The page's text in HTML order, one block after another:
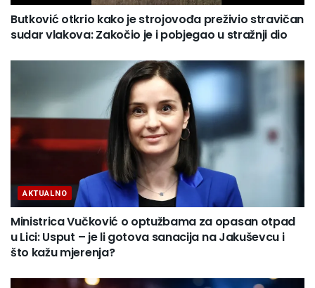
Butković otkrio kako je strojovođa preživio stravičan
sudar vlakova: Zakočio je i pobjegao u stražnji dio
AKTUALNO
Ministrica Vučković o optužbama za opasan otpad
u Lici: Usput – je li gotova sanacija na Jakuševcu i
što kažu mjerenja?